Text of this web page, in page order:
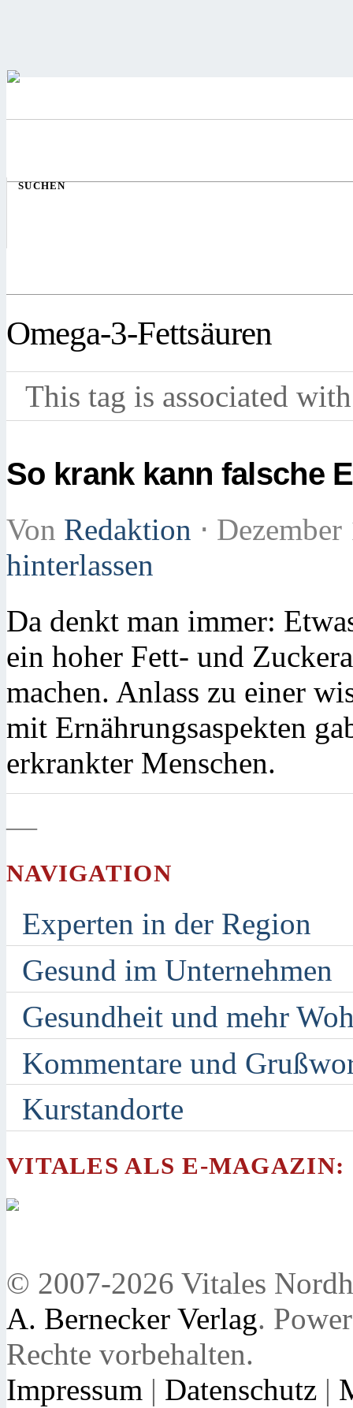
SUCHEN
Omega-3-Fettsäuren
This tag is associated
So krank kann falsche
Von Redaktion ⋅
hinterlassen
Da denkt man immer:
ein hoher Fett- und
machen. Anlass zu einer
mit Ernährungsaspekten
erkrankter Menschen.
—
NAVIGATION
Experten in der Region
Gesund im Unternehmen
Gesundheit und mehr
Kommentare und
Kurstandorte
VITALES ALS E-MAGAZIN:
© 2007-2026 Vitales
A. Bernecker Verlag.
Rechte vorbehalten.
Impressum | Datenschutz |